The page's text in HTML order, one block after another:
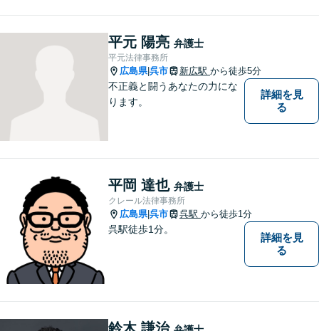
平元 陽亮 弁護士
平元法律事務所
広島県|呉市 新広駅 から徒歩5分
不正義と闘うあなたの力にな
ります。
詳細を見
る
平岡 達也 弁護士
クレール法律事務所
広島県|呉市 呉駅 から徒歩1分
呉駅徒歩1分。
詳細を見
る
鈴木 謙治